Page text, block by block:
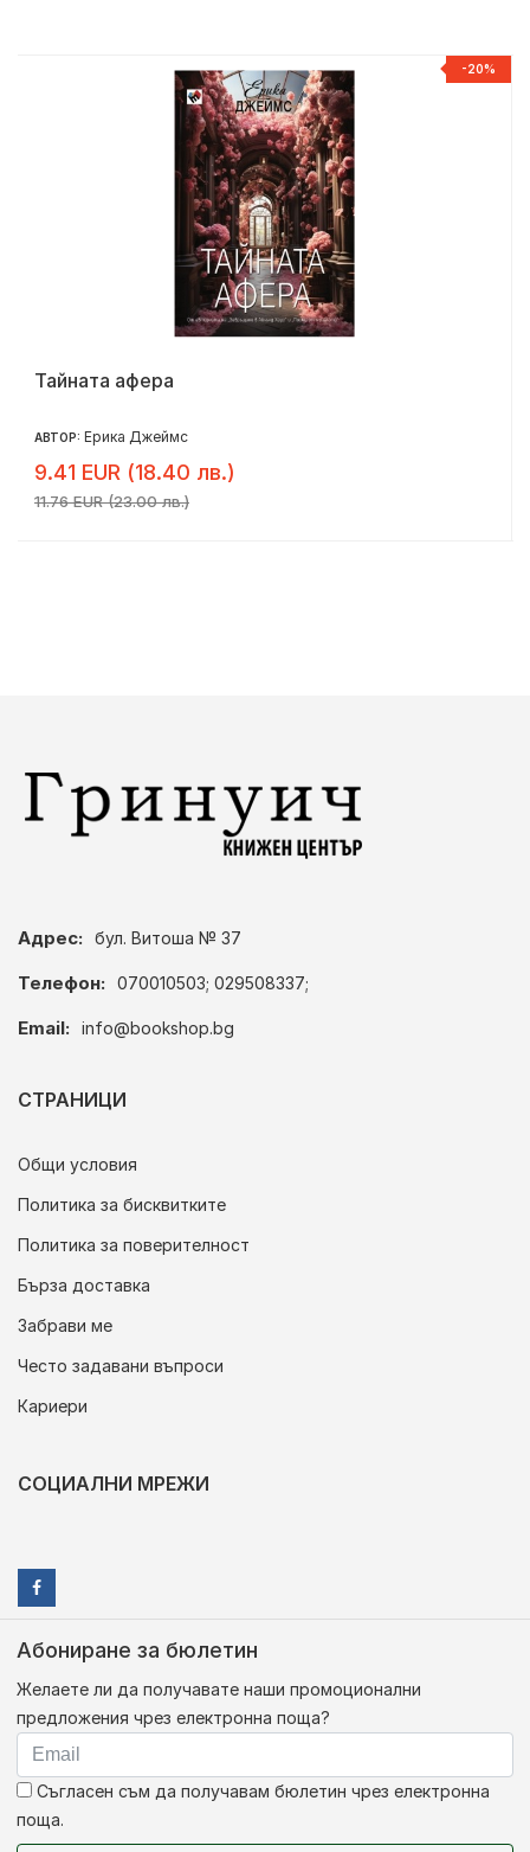
-20%
Тайната афера
АВТОР: Ерика Джеймс
9.41 EUR (18.40 лв.)
11.76 EUR (23.00 лв.)
Адрес: бул. Витоша № 37
Телефон: 070010503; 029508337;
Email: info@bookshop.bg
СТРАНИЦИ
Общи условия
Политика за бисквитките
Политика за поверителност
Бърза доставка
Забрави ме
Често задавани въпроси
Кариери
СОЦИАЛНИ МРЕЖИ
Абониране за бюлетин
Желаете ли да получавате наши промоционални
предложения чрез електронна поща?
Съгласен съм да получавам бюлетин чрез електронна
поща.